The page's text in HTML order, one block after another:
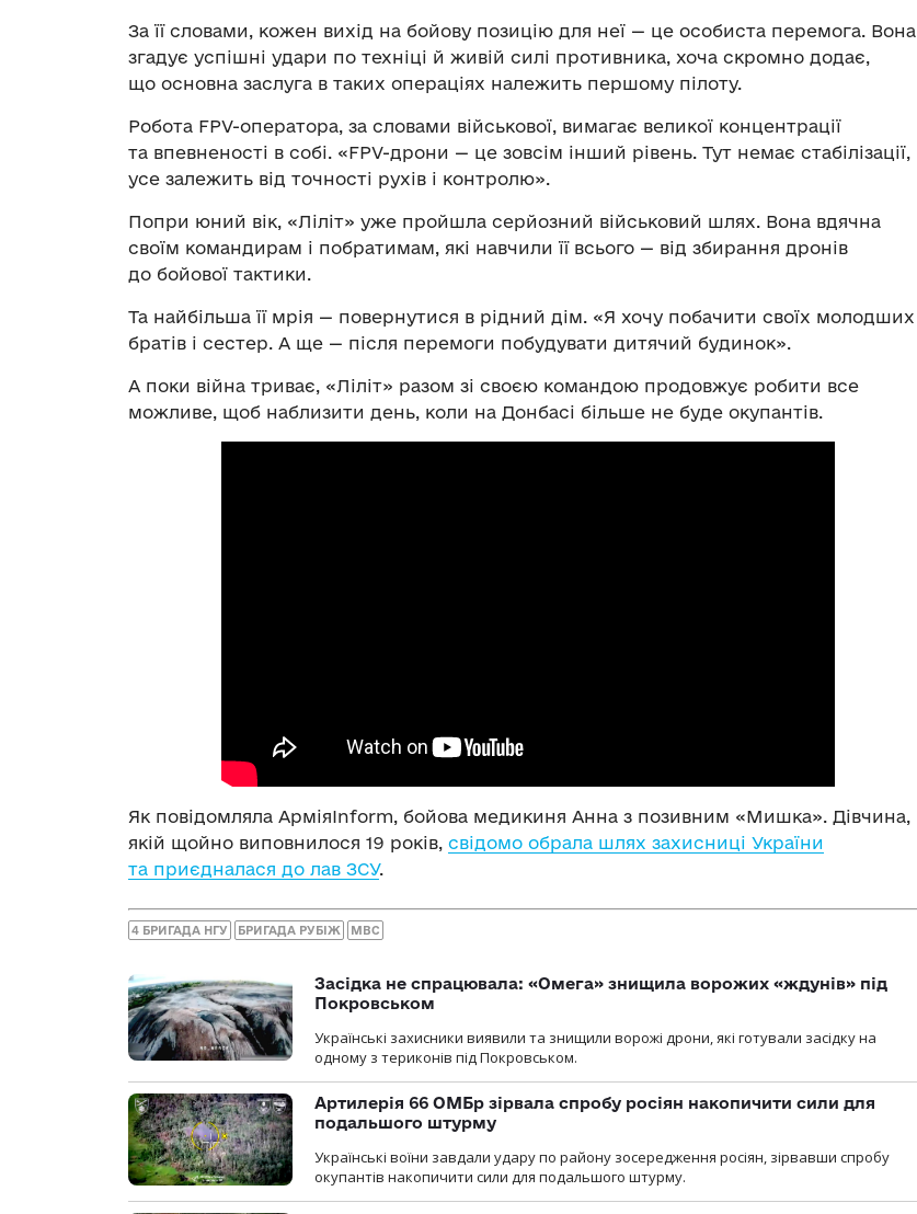
За її словами, кожен вихід на бойову позицію для неї — це особиста перемога. Вона
згадує успішні удари по техніці й живій силі противника, хоча скромно додає,
що основна заслуга в таких операціях належить першому пілоту.
Робота FPV-оператора, за словами військової, вимагає великої концентрації
та впевненості в собі. «FPV-дрони — це зовсім інший рівень. Тут немає стабілізації,
усе залежить від точності рухів і контролю».
Попри юний вік, «Ліліт» уже пройшла серйозний військовий шлях. Вона вдячна
своїм командирам і побратимам, які навчили її всього — від збирання дронів
до бойової тактики.
Та найбільша її мрія — повернутися в рідний дім. «Я хочу побачити своїх молодших
братів і сестер. А ще — після перемоги побудувати дитячий будинок».
А поки війна триває, «Ліліт» разом зі своєю командою продовжує робити все
можливе, щоб наблизити день, коли на Донбасі більше не буде окупантів.
Як повідомляла АрміяInform, бойова медикиня Анна з позивним «Мишка». Дівчина,
якій щойно виповнилося 19 років, свідомо обрала шлях захисниці України
та приєдналася до лав ЗСУ.
4 БРИГАДА НГУ БРИГАДА РУБІЖ МВС
Засідка не спрацювала: «Омега» знищила ворожих «ждунів» під
Покровськом
Українські захисники виявили та знищили ворожі дрони, які готували засідку на
одному з териконів під Покровськом.
Артилерія 66 ОМБр зірвала спробу росіян накопичити сили для
подальшого штурму
Українські воїни завдали удару по району зосередження росіян, зірвавши спробу
окупантів накопичити сили для подальшого штурму.